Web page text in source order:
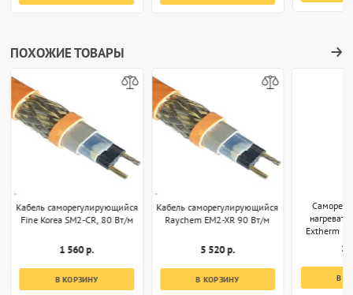
ПОХОЖИЕ ТОВАРЫ
Кабель саморегулирующийся
Fine Korea SM2-CR, 80 Вт/м
1 560 р.
В КОРЗИНУ
Кабель саморегулирующийся
Raychem EM2-XR 90 Вт/м
5 520 р.
В КОРЗИНУ
Extherm
1
В